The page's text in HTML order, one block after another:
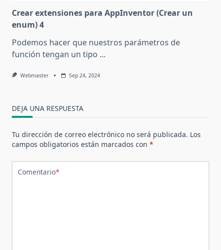
Crear extensiones para AppInventor (Crear un
enum) 4
Podemos hacer que nuestros parámetros de
función tengan un tipo ...
Webmaster Sep 24, 2024
DEJA UNA RESPUESTA
Tu dirección de correo electrónico no será publicada. Los
campos obligatorios están marcados con *
Comentario*